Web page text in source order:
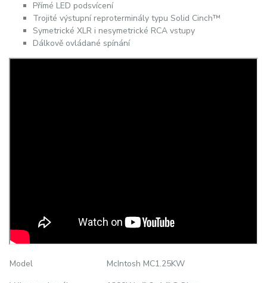
Přímé LED podsvícení
Trojité výstupní reproterminály typu Solid Cinch™
Symetrické XLR i nesymetrické RCA vstupy
Dálkově ovládané spínání
Model
McIntosh MC1.25KW